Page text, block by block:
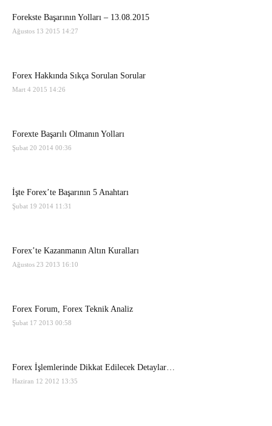
Forekste Başarının Yolları – 13.08.2015
Ağustos 13 2015 14:27
Forex Hakkında Sıkça Sorulan Sorular
Mart 4 2015 14:26
Forexte Başarılı Olmanın Yolları
Şubat 20 2014 00:36
İşte Forex’te Başarının 5 Anahtarı
Şubat 19 2014 11:31
Forex’te Kazanmanın Altın Kuralları
Ağustos 23 2013 16:10
Forex Forum, Forex Teknik Analiz
Şubat 17 2013 00:58
Forex İşlemlerinde Dikkat Edilecek Detaylar…
Haziran 12 2012 13:35